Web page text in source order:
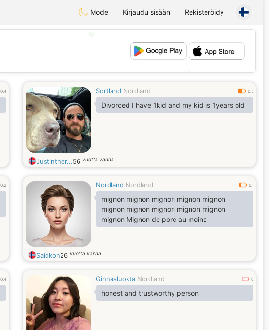
Mode Kirjaudu sisään Rekisteröidy
0.4 Sortland Nordland 0.5
Divorced I have 1kid and my kid is 1years old
Justinther...56 vuotta vanha
0.2 Nordland Nordland 0.1
mignon mignon mignon mignon mignon
mignon mignon mignon mignon mignon
mignon Mignon de porc au moins
Saidkon26 vuotta vanha
0.4 Ginnasluokta Nordland 0
honest and trustworthy person